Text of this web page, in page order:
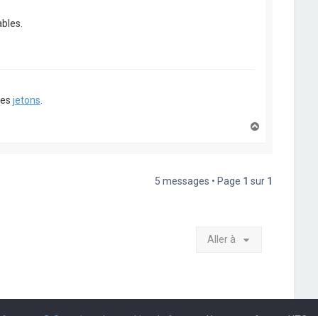
jetons
5 messages • Page 1 sur 1
Aller à